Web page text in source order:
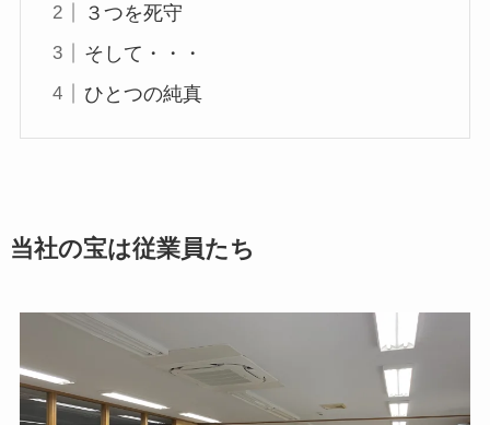
３つを死守
そして・・・
ひとつの純真
当社の宝は従業員たち